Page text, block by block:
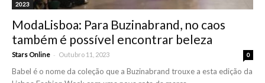
2023
ModaLisboa: Para Buzinabrand, no caos
também é possível encontrar beleza
Stars Online - Outubro 11, 2023 0
Babel é o nome da coleção que a Buzinabrand trouxe a esta edição da